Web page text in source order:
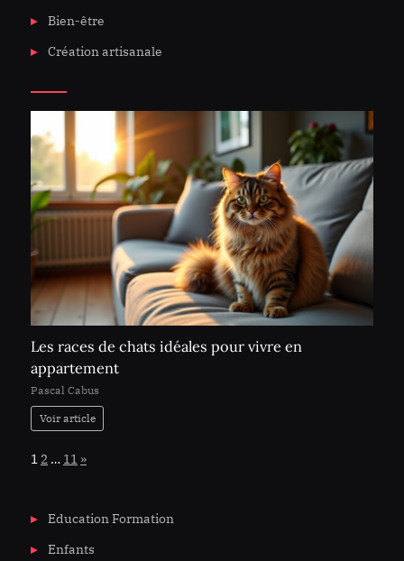
Bien-être
Création artisanale
Les races de chats idéales pour vivre en
appartement
Pascal Cabus
Voir article
Page:
1 2 … 11 Next
»
Education Formation
Enfants